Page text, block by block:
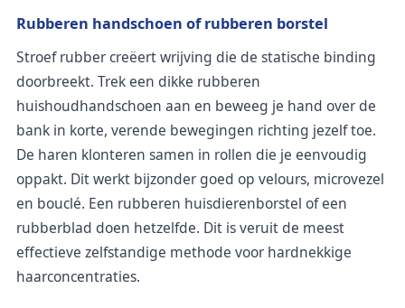
Rubberen handschoen of rubberen borstel
Stroef rubber creëert wrijving die de statische binding
doorbreekt. Trek een dikke rubberen
huishoudhandschoen aan en beweeg je hand over de
bank in korte, verende bewegingen richting jezelf toe.
De haren klonteren samen in rollen die je eenvoudig
oppakt. Dit werkt bijzonder goed op velours, microvezel
en bouclé. Een rubberen huisdierenborstel of een
rubberblad doen hetzelfde. Dit is veruit de meest
effectieve zelfstandige methode voor hardnekkige
haarconcentraties.